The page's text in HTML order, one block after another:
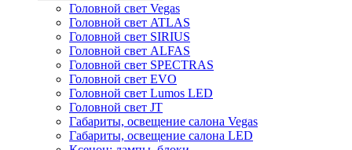
Головной свет Vegas
Головной свет ATLAS
Головной свет SIRIUS
Головной свет ALFAS
Головной свет SPECTRAS
Головной свет EVO
Головной свет Lumos LED
Головной свет JT
Габариты, освещение салона Vegas
Габариты, освещение салона LED